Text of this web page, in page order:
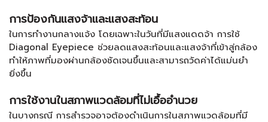
การป้องกันแสงจ้าและแสงสะท้อน
ในการทำงานกลางแจ้ง โดยเฉพาะในวันที่มีแสงแดดจ้า การใช้
Diagonal Eyepiece ช่วยลดแสงสะท้อนและแสงจ้าที่เข้าสู่กล้อง
ทำให้ภาพที่มองผ่านกล้องชัดเจนขึ้นและสามารถวัดค่าได้แม่นยำ
ยิ่งขึ้น
การใช้งานในสภาพแวดล้อมที่ไม่เอื้ออำนวย
ในบางกรณี การสำรวจอาจต้องดำเนินการในสภาพแวดล้อมที่มี